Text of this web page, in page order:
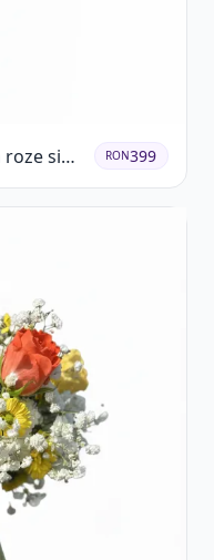
si
RON399